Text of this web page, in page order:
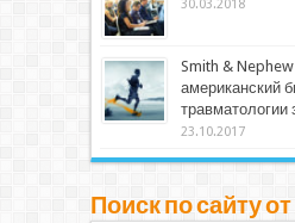
30.03.2018
Smith &
американский
травматологии
23.10.2017
Поиск по сайту